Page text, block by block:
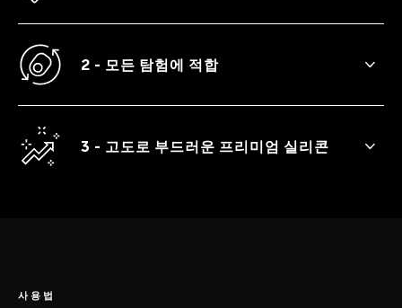
더 짜릿하고, 더 길고, 더 강렬한 오르가즘을
2 - 모든 탐험에 적합
TOR™ 2와 함께 다양한 섹스 체위를 탐험하
3 - 고도로 부드러운 프리미엄 실리콘
사용법